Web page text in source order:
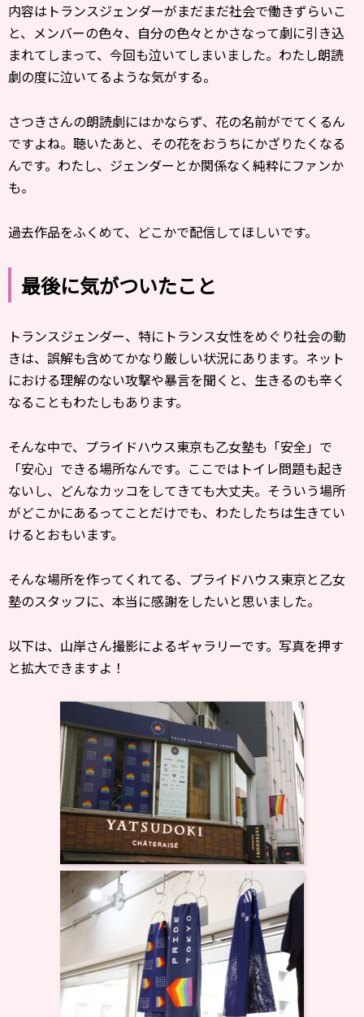
内容はトランスジェンダーがまだまだ社会で働きずらいこ
と、メンバーの色々、自分の色々とかさなって劇に引き込
まれてしまって、今回も泣いてしまいました。わたし朗読
劇の度に泣いてるような気がする。
さつきさんの朗読劇にはかならず、花の名前がでてくるん
ですよね。聴いたあと、その花をおうちにかざりたくなる
んです。わたし、ジェンダーとか関係なく純粋にファンか
も。
過去作品をふくめて、どこかで配信してほしいです。
最後に気がついたこと
トランスジェンダー、特にトランス女性をめぐり社会の動
きは、誤解も含めてかなり厳しい状況にあります。ネット
における理解のない攻撃や暴言を聞くと、生きるのも辛く
なることもわたしもあります。
そんな中で、プライドハウス東京も乙女塾も「安全」で
「安心」できる場所なんです。ここではトイレ問題も起き
ないし、どんなカッコをしてきても大丈夫。そういう場所
がどこかにあるってことだけでも、わたしたちは生きてい
けるとおもいます。
そんな場所を作ってくれてる、プライドハウス東京と乙女
塾のスタッフに、本当に感謝をしたいと思いました。
以下は、山岸さん撮影によるギャラリーです。写真を押す
と拡大できますよ！